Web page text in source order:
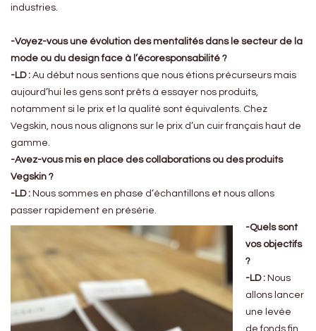
industries.
-Voyez-vous une évolution des mentalités dans le secteur de la
mode ou du design face à l’écoresponsabilité ?
-LD : Au début nous sentions que nous étions précurseurs mais
aujourd’hui les gens sont prêts à essayer nos produits,
notamment si le prix et la qualité sont équivalents. Chez
Vegskin, nous nous alignons sur le prix d’un cuir français haut de
gamme.
-Avez-vous mis en place des collaborations ou des produits
Vegskin ?
-LD : Nous sommes en phase d’échantillons et nous allons
passer rapidement en présérie.
-Quels sont
vos objectifs
?
-LD : Nous
allons lancer
une levée
de fonds fin